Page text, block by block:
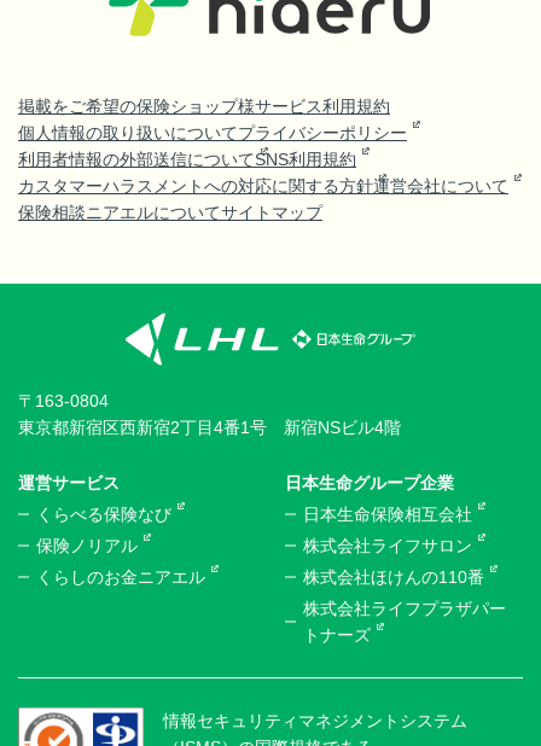
掲載をご希望の保険ショップ様サービス利用規約
個人情報の取り扱いについてプライバシーポリシー
利用者情報の外部送信についてSNS利用規約
カスタマーハラスメントへの対応に関する方針運営会社について
保険相談ニアエルについてサイトマップ
〒163-0804
東京都新宿区西新宿2丁目4番1号 新宿NSビル4階
運営サービス
くらべる保険なび
保険ノリアル
くらしのお金ニアエル
日本生命グループ企業
日本生命保険相互会社
株式会社ライフサロン
株式会社ほけんの110番
株式会社ライフプラザパー
トナーズ
情報セキュリティマネジメントシステム